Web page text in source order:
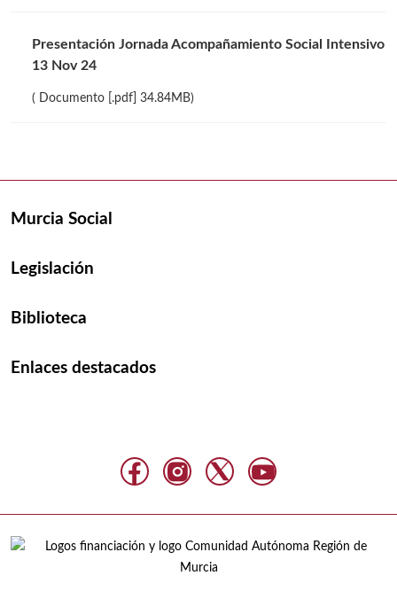
Presentación Jornada Acompañamiento Social Intensivo
13 Nov 24
( Documento [.pdf] 34.84MB)
Murcia Social
Legislación
Biblioteca
Enlaces destacados